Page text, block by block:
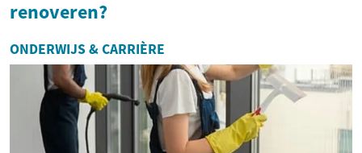
renoveren?
ONDERWIJS & CARRIÈRE